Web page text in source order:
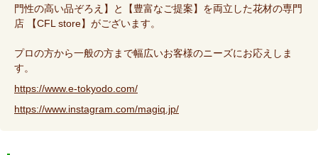
門性の高い品ぞろえ】と【豊富なご提案】を両立した花材の専門
店 【CFL store】がございます。
プロの方から一般の方まで幅広いお客様のニーズにお応えしま
す。
https://www.e-tokyodo.com/
https://www.instagram.com/magiq.jp/